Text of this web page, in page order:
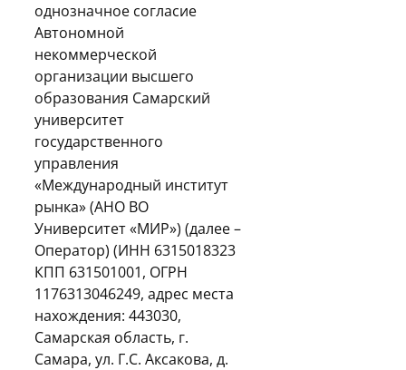
однозначное согласие
Автономной
некоммерческой
организации высшего
образования Самарский
университет
государственного
управления
«Международный институт
рынка» (АНО ВО
Университет «МИР») (далее –
Оператор) (ИНН 6315018323
КПП 631501001, ОГРН
1176313046249, адрес места
нахождения: 443030,
Самарская область, г.
Самара, ул. Г.С. Аксакова, д.